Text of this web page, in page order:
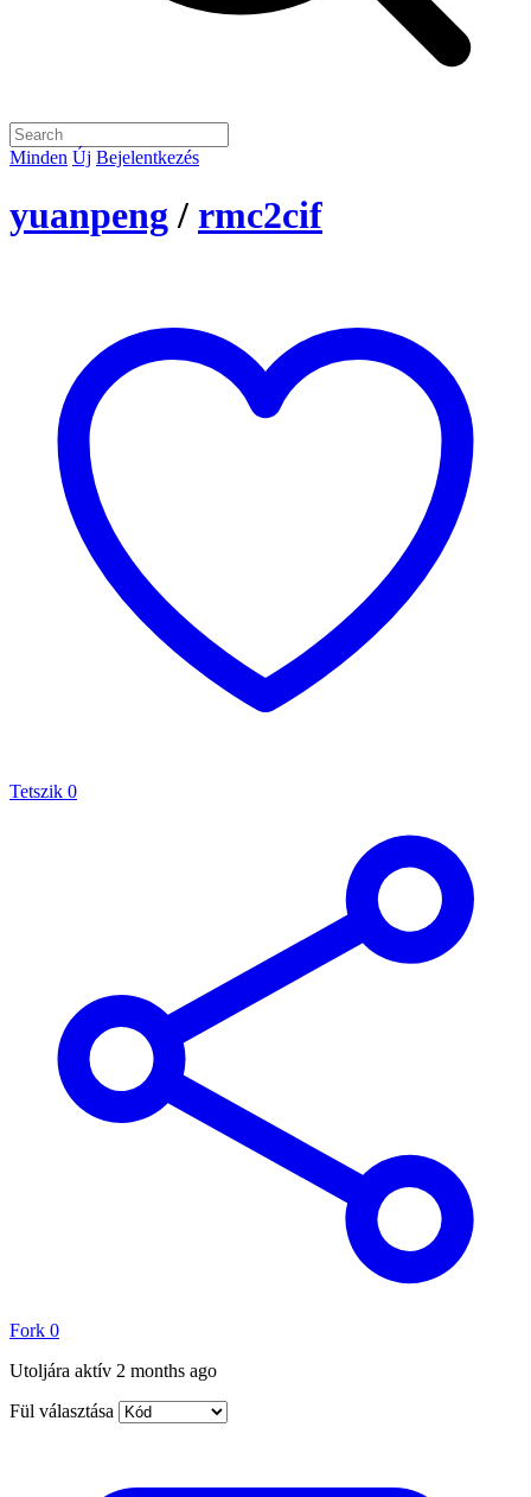
Minden Új Bejelentkezés
yuanpeng / rmc2cif
Tetszik 0
Fork 0
Utoljára aktív 2 months ago
Fül választása